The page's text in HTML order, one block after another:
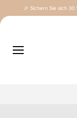
Inhalt
🎉 Sichern Sie sich